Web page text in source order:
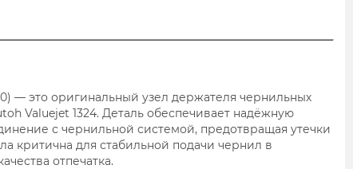
— это оригинальный узел держателя чернильных
Valuejet 1324. Деталь обеспечивает надёжную
с чернильной системой, предотвращая утечки
критична для стабильной подачи чернил в
отпечатка.